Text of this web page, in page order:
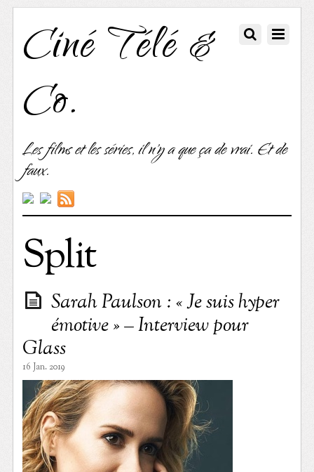
Ciné Télé &
Co.
Les films et les séries, il n'y a que ça de vrai. Et de
faux.
Split
Sarah Paulson : « Je suis hyper
émotive » – Interview pour
Glass
16 Jan. 2019